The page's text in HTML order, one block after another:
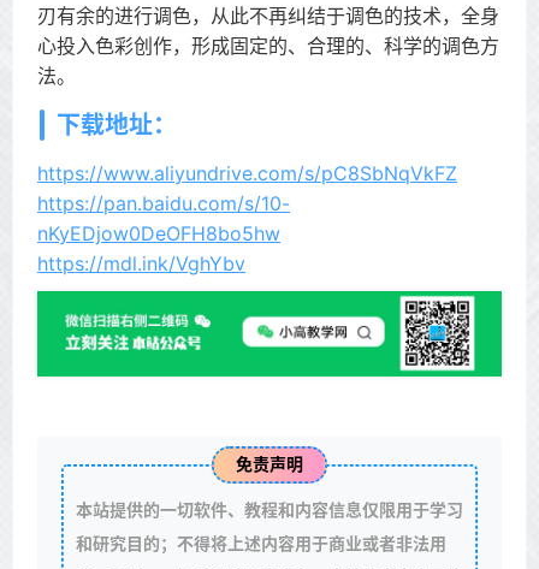
刃有余的进行调色，从此不再纠结于调色的技术，全身
心投入色彩创作，形成固定的、合理的、科学的调色方
法。
下载地址：
https://www.aliyundrive.com/s/pC8SbNqVkFZ
https://pan.baidu.com/s/10-
nKyEDjow0DeOFH8bo5hw
https://mdl.ink/VghYbv
免责声明
本站提供的一切软件、教程和内容信息仅限用于学习
和研究目的；不得将上述内容用于商业或者非法用